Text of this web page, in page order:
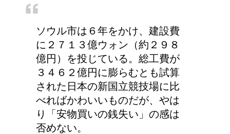
トイレを我慢しちゃダ
メ！女の子の体への影響
とは
5人乗りの車！子供の乗
車人数とチャイルドシー
ソウル市は６年をかけ、建設費
に２７１３億ウォン（約２９８
億円）を投じている。総工費が
３４６２億円に膨らむとも試算
された日本の新国立競技場に比
べればかわいいものだが、やは
り「安物買いの銭失い」の感は
否めない。